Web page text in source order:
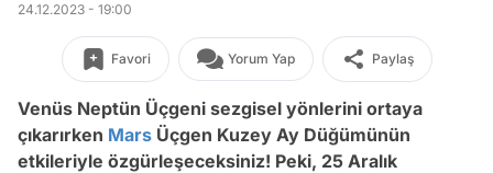
24.12.2023 - 19:00
Favori Yorum Yap Paylaş
Venüs Neptün Üçgeni sezgisel yönlerini ortaya
çıkarırken Mars Üçgen Kuzey Ay Düğümünün
etkileriyle özgürleşeceksiniz! Peki, 25 Aralık